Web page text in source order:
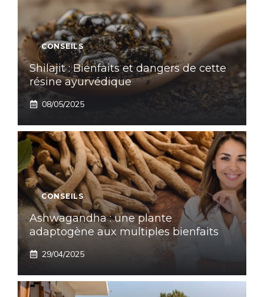
CONSEILS
Shilajit : Bienfaits et dangers de cette
résine ayurvédique
08/05/2025
CONSEILS
Ashwagandha : une plante
adaptogène aux multiples bienfaits
29/04/2025